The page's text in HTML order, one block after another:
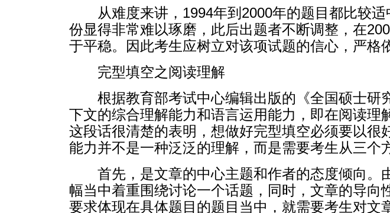
从难度来讲，1994年到2000年的题目都比较
份显得非常难以琢磨，此后出题者不断调整，在
于平稳。因此考生应树立对该项试题的信心，严格
完型填空之阅读理解
根据教育部考试中心编辑出版的《全国硕士研
下文的综合理解能力和语言运用能力，即在阅读理
这段话很清楚的表明，想做好完型填空必须要以
能力并不是一种泛泛的理解，而是需要考生从三个
首先，是文章的中心主题和作者的态度倾向
幅当中着重围绕讨论一个话题，同时，文章的导
要求体现在具体题目的题目当中，就需要考生对